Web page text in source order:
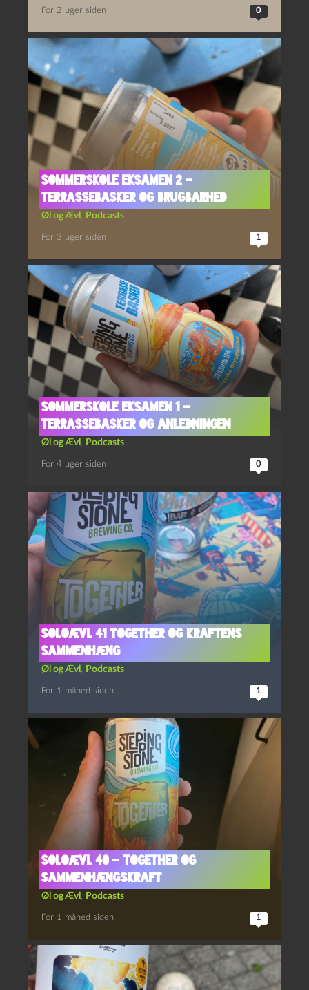
For 2 uger siden 0
Sommerskole Eksamen 2 –
Terrassebasker og Brugbarhed
Øl og Ævl , Podcasts
For 3 uger siden 1
Sommerskole Eksamen 1 –
Terrassebasker og Anledningen
Øl og Ævl , Podcasts
For 4 uger siden 0
Soloævl 41 Together og Kraftens
Sammenhæng
Øl og Ævl , Podcasts
For 1 måned siden 1
Soloævl 40 – Together og
sammenhængskraft
Øl og Ævl , Podcasts
For 1 måned siden 1